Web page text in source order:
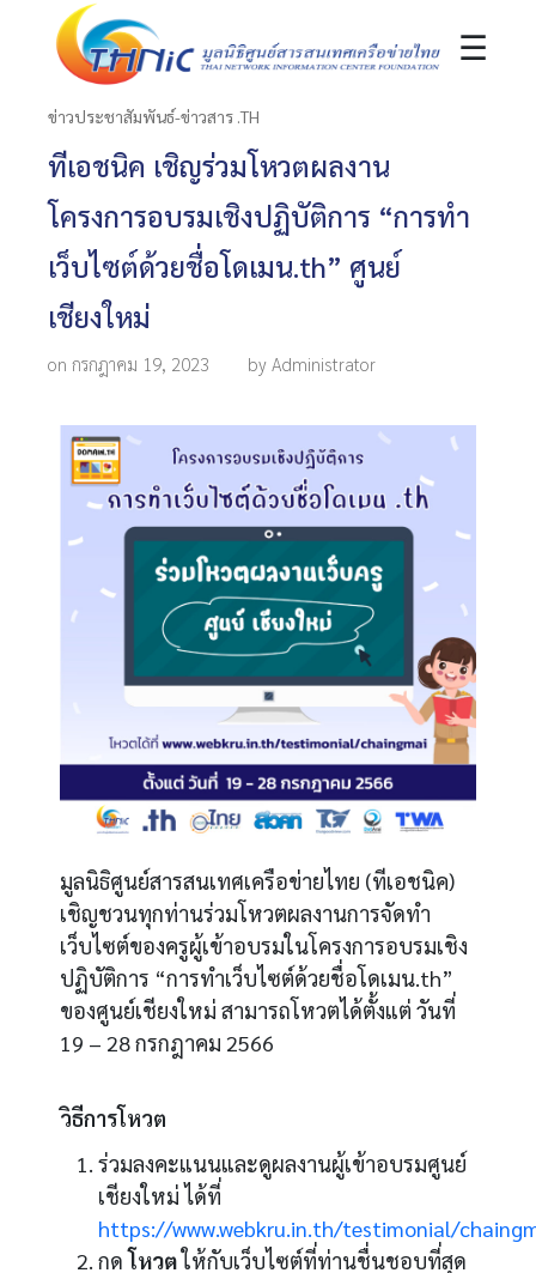
☰
ข่าวประชาสัมพันธ์-ข่าวสาร .TH
ทีเอชนิค เชิญร่วมโหวตผลงาน
โครงการอบรมเชิงปฏิบัติการ “การทำ
เว็บไซต์ด้วยชื่อโดเมน.th” ศูนย์
เชียงใหม่
on กรกฎาคม 19, 2023 by Administrator
มูลนิธิศูนย์สารสนเทศเครือข่ายไทย (ทีเอชนิค)
เชิญชวนทุกท่านร่วมโหวตผลงานการจัดทำ
เว็บไซต์ของครูผู้เข้าอบรมในโครงการอบรมเชิง
ปฏิบัติการ “การทำเว็บไซต์ด้วยชื่อโดเมน.th”
ของศูนย์เชียงใหม่ สามารถโหวตได้ตั้งแต่ วันที่
19 – 28 กรกฎาคม 2566
วิธีการโหวต
ร่วมลงคะแนนและดูผลงานผู้เข้าอบรมศูนย์
เชียงใหม่ ได้ที่
https://www.webkru.in.th/testimonial/
กดโหวตให้กับเว็บไซต์ที่ท่านชื่นชอบที่สุด